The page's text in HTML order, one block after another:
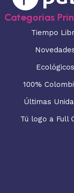
Categorias
Tiempo
Ecológicos
100%
Últimas
Tú logo a Full